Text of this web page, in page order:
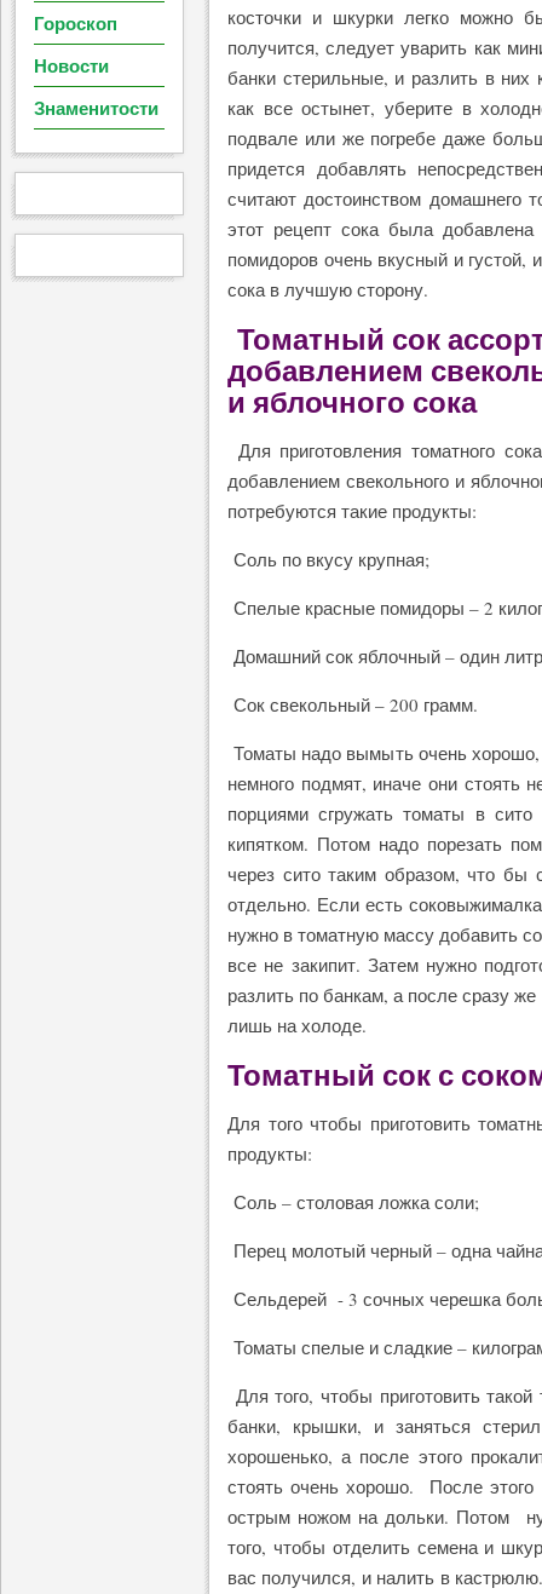
косточки и шкурки легко можно
получится, следует уварить как
банки стерильные, и разлить в
как все остынет, уберите в
подвале или же погребе даже
придется добавлять
считают достоинством домашнего
этот рецепт сока была
помидоров очень вкусный и густой,
сока в лучшую сторону.
Томатный сок
добавлением
и яблочного сока
Для приготовления томатного
добавлением свекольного и
потребуются такие продукты:
Соль по вкусу крупная;
Спелые красные помидоры – 2
Домашний сок яблочный – один
Сок свекольный – 200 грамм.
Томаты надо вымыть очень хорошо,
немного подмят, иначе они стоять
порциями сгружать томаты в
кипятком. Потом надо порезать
через сито таким образом, что бы
отдельно. Если есть
нужно в томатную массу добавить
все не закипит. Затем нужно
разлить по банкам, а после сразу
лишь на холоде.
Томатный сок с
Для того чтобы приготовить
продукты:
Соль – столовая ложка соли;
Перец молотый черный – одна
Сельдерей - 3 сочных черешка
Томаты спелые и сладкие –
Для того, чтобы приготовить
банки, крышки, и заняться
хорошенько, а после этого
стоять очень хорошо. После
острым ножом на дольки. Потом
того, чтобы отделить семена и
вас получился, и налить в
Гороскоп
Новости
Знаменитости